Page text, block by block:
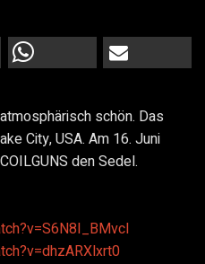
schön. Das
City, USA. Am 16. Juni
den Sedel.